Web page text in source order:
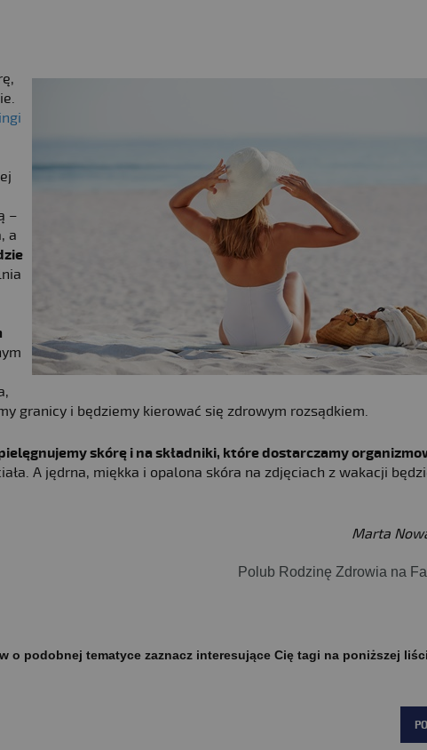
–
a
granicy i będziemy kierować się zdrowym rozsądkiem.
skórę i na składniki, które dostarczamy
A jędrna, miękka i opalona skóra na zdjęciach z wakacji
Marta
Polub Rodzinę Zdrowia na
o podobnej tematyce zaznacz interesujące Cię tagi na poniższej